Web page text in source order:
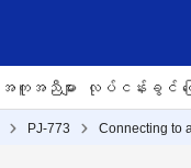
အကူအညီများ လုပ်ငန်းခွင် ဖြေ
PJ-773 Connecting to